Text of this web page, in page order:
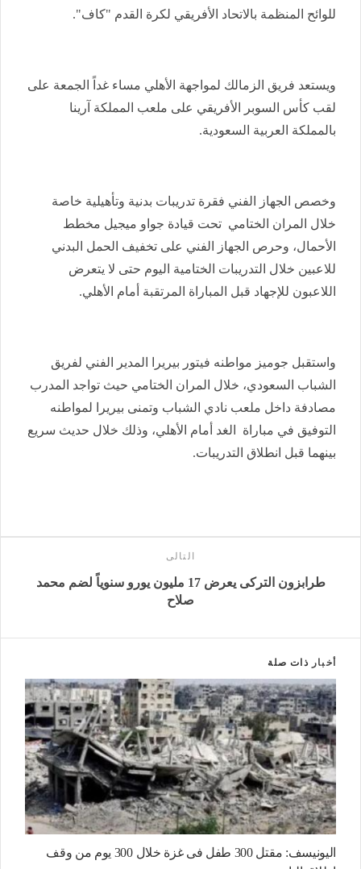
للوائح المنظمة بالاتحاد الأفريقي لكرة القدم "كاف".
ويستعد فريق الزمالك لمواجهة الأهلي مساء غداً الجمعة على
لقب كأس السوبر الأفريقي على ملعب المملكة آرينا
بالمملكة العربية السعودية.
وخصص الجهاز الفني فقرة تدريبات بدنية وتأهيلية خاصة
خلال المران الختامي تحت قيادة جواو ميجيل مخطط
الأحمال، وحرص الجهاز الفني على تخفيف الحمل البدني
للاعبين خلال التدريبات الختامية اليوم حتى لا يتعرض
اللاعبون للإجهاد قبل المباراة المرتقبة أمام الأهلي.
واستقبل جوميز مواطنه فيتور بيريرا المدير الفني لفريق
الشباب السعودي، خلال المران الختامي حيث تواجد المدرب
مصادفة داخل ملعب نادي الشباب وتمنى بيريرا لمواطنه
التوفيق في مباراة الغد أمام الأهلي، وذلك خلال حديث سريع
بينهما قبل انطلاق التدريبات.
التالى
طرابزون التركى يعرض 17 مليون يورو سنوياً لضم محمد
صلاح
أخبار ذات صلة
اليونيسف: مقتل 300 طفل فى غزة خلال 300 يوم من وقف